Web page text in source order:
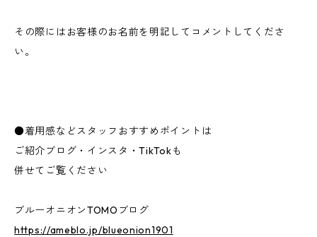
その際にはお客様のお名前を明記してコメントしてくださ
い。
●着用感などスタッフおすすめポイントは
ご紹介ブログ・インスタ・TikTokも
併せてご覧ください
ブルーオニオンTOMOブログ
https://ameblo.jp/blueonion1901